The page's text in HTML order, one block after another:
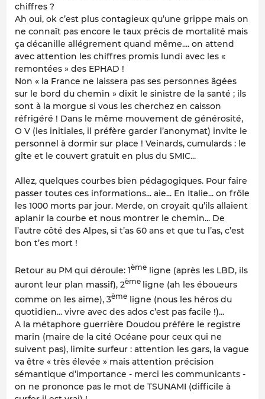
chiffres ?
Ah oui, ok c’est plus contagieux qu’une grippe mais on
ne connaît pas encore le taux précis de mortalité mais
ça décanille allégrement quand même.... on attend
avec attention les chiffres promis lundi avec les «
remontées » des EPHAD !
Non « la France ne laissera pas ses personnes âgées
sur le bord du chemin » dixit le sinistre de la santé ; ils
sont à la morgue si vous les cherchez en caisson
réfrigéré ! Dans le même mouvement de générosité,
O V (les initiales, il préfère garder l’anonymat) invite le
personnel à dormir sur place ! Veinards, cumulards : le
gîte et le couvert gratuit en plus du SMIC...
Allez, quelques courbes bien pédagogiques. Pour faire
passer toutes ces informations... aie... En Italie... on frôle
les 1000 morts par jour. Merde, on croyait qu’ils allaient
aplanir la courbe et nous montrer le chemin... De
l’autre côté des Alpes, si t’as 60 ans et que tu l’as, c’est
bon t’es mort !
Retour au PM qui déroule: 1ème ligne (après les LBD, ils
auront leur plan massif), 2ème ligne (ah les éboueurs
comme on les aime), 3ème ligne (nous les héros du
quotidien... vivre avec des ados c’est pas facile !)...
A la métaphore guerrière Doudou préfére le registre
marin (maire de la cité Océane pour ceux qui ne
suivent pas), limite surfeur : attention les gars, la vague
va être « très élevée » mais attention précision
sémantique d’importance - merci les communicants -
on ne prononce pas le mot de TSUNAMI (difficile à